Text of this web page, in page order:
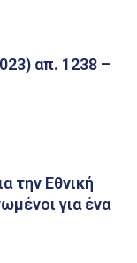
απ. 1238 –
την Εθνική
για ένα